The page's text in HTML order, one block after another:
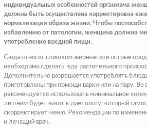
индивидуальных особенностей организма
должна быть осуществлена корректировка
нормализация образа жизни. Чтобы
избавлению от патологии, женщина должна
употребление вредной пищи.
Сюда относят слишком жирные или острые
необходимо сделать еду растительного
Дополнительно разрешается употреблять
приготовлены при помощи варки или на пару. Во
рекомендуется использовать минимальное
лишним будет визит к диетологу, который
скорректирует меню. Рекомендации по
и лечащий врач.